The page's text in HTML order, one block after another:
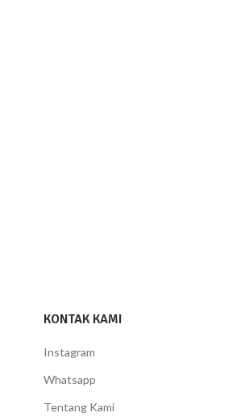
KONTAK KAMI
Instagram
Whatsapp
Tentang Kami